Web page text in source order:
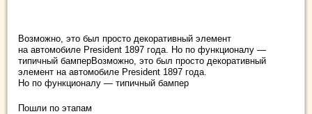
Возможно, это был просто декоративный элемент
на автомобиле President 1897 года. Но по функционалу —
типичный бамперВозможно, это был просто декоративный
элемент на автомобиле President 1897 года.
Но по функционалу — типичный бампер
Пошли по этапам